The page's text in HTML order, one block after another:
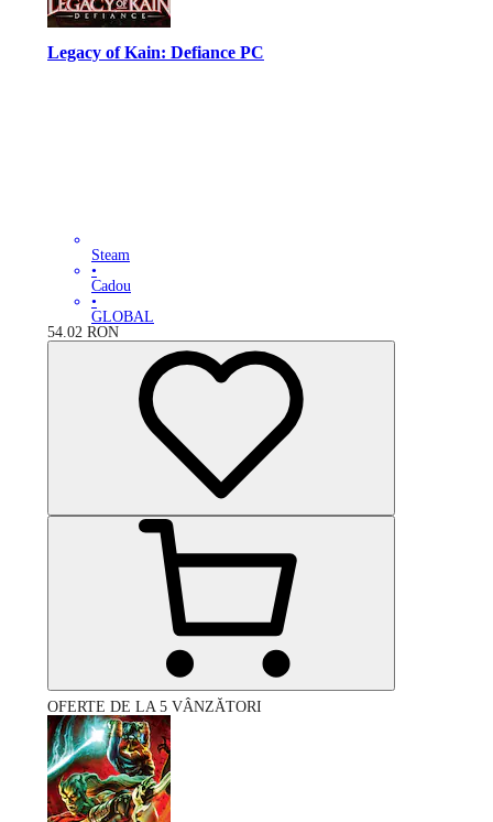
Legacy of Kain: Defiance PC
Steam
•
Cadou
•
GLOBAL
54.02 RON
OFERTE DE LA 5 VÂNZĂTORI